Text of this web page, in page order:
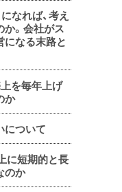
なれば、考え
。会社がス
になる末路と
を毎年上げ
か
について
に短期的と長
のか